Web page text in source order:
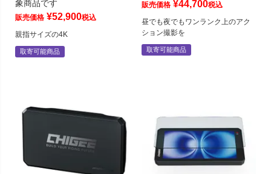
象商品です
販売価格 ¥52,900税込
親指サイズの4K
取寄可能商品
販売価格 ¥44,700税込
昼でも夜でもワンランク上のアク
ション撮影を
取寄可能商品